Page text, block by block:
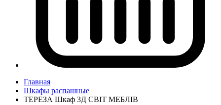
Главная
Шкафы распашные
ТЕРЕЗА Шкаф 3Д СВІТ МЕБЛІВ